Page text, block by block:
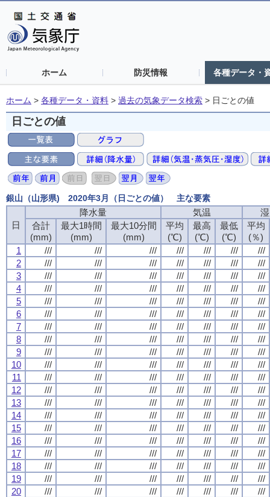
ホーム 防災情報 各種データ・
ホーム > 各種データ・資料 > 過去の気象データ検索 > 日ごとの値
日ごとの値
銀山（山形県) 2020年3月（日ごとの値） 主な要素
日
降水量 気温
合計
(mm)
最大1時間
(mm)
最大10分間
(mm)
平均
(℃)
最高
(℃)
最低
(℃)
平均
(％)
1
/// /// /// /// /// ///
///
2
/// /// /// /// /// ///
///
3
/// /// /// /// /// ///
///
4
/// /// /// /// /// ///
///
5
/// /// /// /// /// ///
///
6
/// /// /// /// /// ///
///
7
/// /// /// /// /// ///
///
8
/// /// /// /// /// ///
///
9
/// /// /// /// /// ///
///
10
/// /// /// /// /// ///
///
11
/// /// /// /// /// ///
///
12
/// /// /// /// /// ///
///
13
/// /// /// /// /// ///
///
14
/// /// /// /// /// ///
///
15
/// /// /// /// /// ///
///
16
/// /// /// /// /// ///
///
17
/// /// /// /// /// ///
///
18
/// /// /// /// /// ///
///
19
/// /// /// /// /// ///
///
20
/// /// /// /// /// ///
///